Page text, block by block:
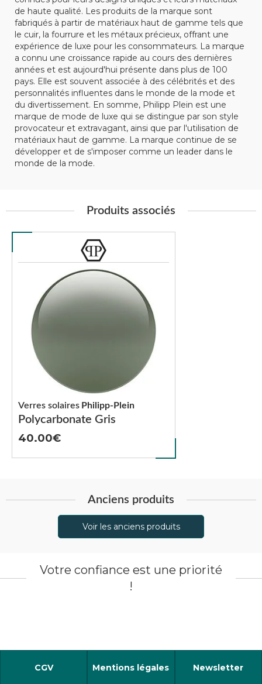
de haute qualité. Les produits de la marque sont
fabriqués à partir de matériaux haut de gamme tels que
le cuir, la fourrure et les métaux précieux, offrant une
expérience de luxe pour les consommateurs. La marque
a connu une croissance rapide au cours des dernières
années et est aujourd'hui présente dans plus de 100
pays. Elle est souvent associée à des célébrités et des
personnalités influentes dans le monde de la mode et
du divertissement. En somme, Philipp Plein est une
marque de mode de luxe qui se distingue par son style
provocateur et extravagant, ainsi que par l'utilisation de
matériaux haut de gamme. La marque continue de se
développer et de s'imposer comme un leader dans le
monde de la mode.
Produits associés
Polycarbonate Gris
Verres solaires Philipp-Plein
40.00
Anciens produits
Voir les anciens produits
Votre confiance est une priorité
!
CGV Mentions légales Newsletter